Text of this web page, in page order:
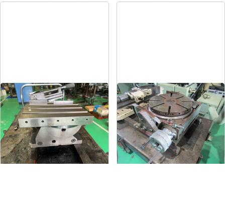
傾斜回転角テーブル
メーカー -
形 式-
年 式-
傾斜円テーブル
メーカー 日研
形 式NST-300
年 式1973